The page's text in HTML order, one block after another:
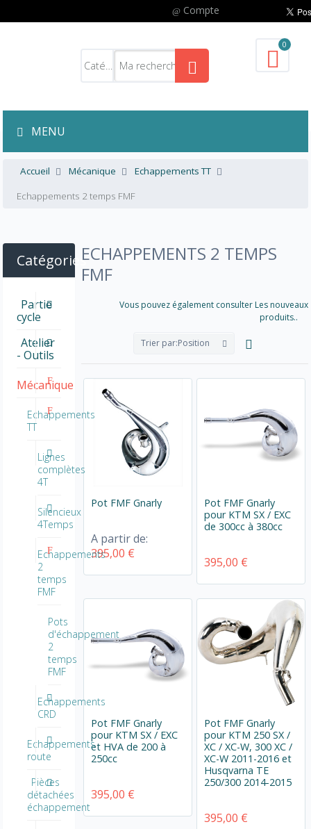
Compte
0
MENU
Accueil Mécanique
Echappements TT
Echappements 2 temps FMF
ECHAPPEMENTS 2 TEMPS
FMF
Vous pouvez également consulter Les nouveaux
produits..
Trier par:Position
Pot FMF Gnarly
A partir de:
395,00 €
Pot FMF Gnarly
pour KTM SX / EXC
de 300cc à 380cc
395,00 €
Pot FMF Gnarly
pour KTM SX / EXC
et HVA de 200 à
250cc
395,00 €
Pot FMF Gnarly
pour KTM 250 SX /
XC / XC-W, 300 XC /
XC-W 2011-2016 et
Husqvarna TE
250/300 2014-2015
395,00 €
Catégories
Partie
cycle
Atelier
- Outils
Mécanique
Echappements
TT
Lignes
complètes
4T
Silencieux
4Temps
Echappements
2
temps
FMF
Pots
d'échappement
2
temps
FMF
Echappements
CRD
Echappements
route
Pièces
détachées
échappement